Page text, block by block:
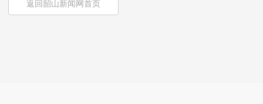
返回韶山新闻网首页